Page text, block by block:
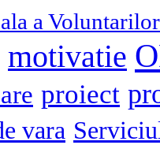
a Voluntarilor
motivatie
proiect
vara